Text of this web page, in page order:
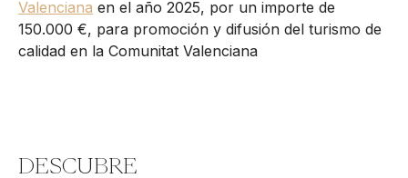
Valenciana en el año 2025, por un importe de
150.000 €, para promoción y difusión del turismo de
calidad en la Comunitat Valenciana
DESCUBRE